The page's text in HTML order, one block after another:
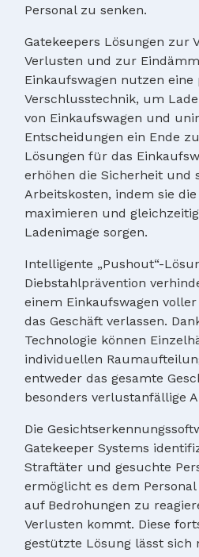
Personal zu senken.
Gatekeepers Lösungen zur
Verlusten und zur
Einkaufswagen nutzen eine
Verschlusstechnik, um
von Einkaufswagen und
Entscheidungen ein Ende
Lösungen für das
erhöhen die Sicherheit und
Arbeitskosten, indem sie
maximieren und
Ladenimage sorgen.
Intelligente „Pushout“-
Diebstahlprävention
einem Einkaufswagen
das Geschäft verlassen.
Technologie können
individuellen
entweder das gesamte
besonders verlustanfällige
Die
Gatekeeper Systems
Straftäter und gesuchte
ermöglicht es dem
auf Bedrohungen zu
Verlusten kommt. Diese
gestützte Lösung lässt sich